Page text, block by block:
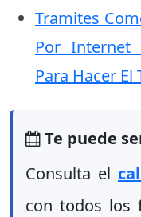
Tramites
Por Internet
Para Hacer
Te puede
Consulta el
con todos los